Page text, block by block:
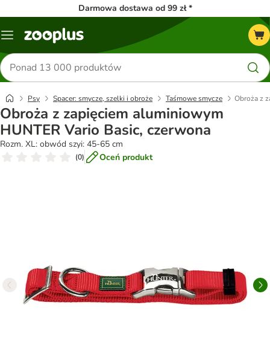
Darmowa dostawa od 99 zł *
Menu
Szukaj
produktów
Psy Spacer: smycze, szelki i obroże Taśmowe smycze Obroża z
Obroża z zapięciem aluminiowym
HUNTER Vario Basic, czerwona
Rozm. XL: obwód szyi: 45-65 cm
(0) Oceń produkt